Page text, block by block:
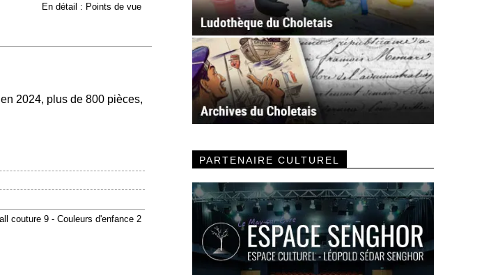
En détail : Points de vue
2024, plus de 800 pièces,
couture 9 - Couleurs d'enfance 2
PARTENAIRE CULTUREL